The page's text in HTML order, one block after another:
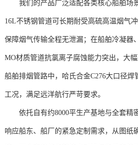
我们的产品广泛适配各类核心船舶场
16L不锈钢管道可长期耐受高硫高温烟气
保障烟气传输全程无泄漏；在船舶冷凝器
MO材质管道抗氯离子腐蚀能力突出，大
船舶排烟管路中，哈氏合金C276大口径焊
工况，满足远洋航行严苛要求。
依托自有约8000平生产基地与全套精
响应船东、船厂的紧急定制需求，从图纸